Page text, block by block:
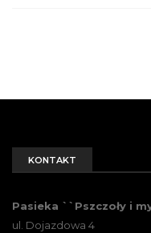
KONTAKT
Pasieka ``Pszczoły i
ul. Dojazdowa 4